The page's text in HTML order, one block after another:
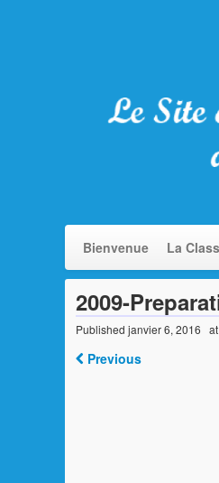
Bienvenue La
2009-
Published janvier 6, 2016 at
Previous